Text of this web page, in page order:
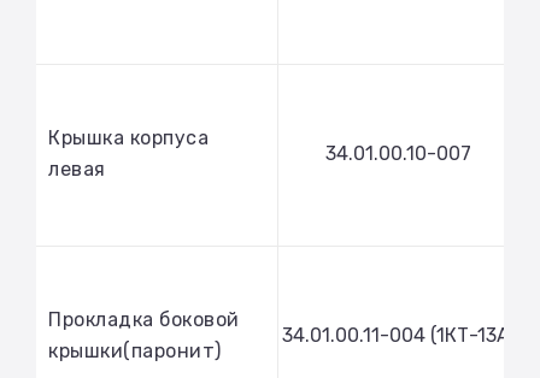
Крышка корпуса
левая
34.01.00.10-007
Прокладка боковой
крышки(паронит)
34.01.00.11-004 (1КТ-13А)